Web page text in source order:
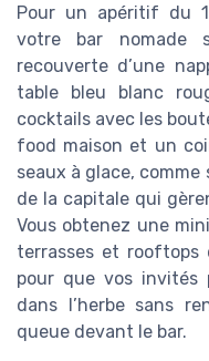
Pour un apéritif du
votre bar nomade
recouverte d’une
table bleu blanc
cocktails avec les
food maison et un
seaux à glace,
de la capitale qui
Vous obtenez une
terrasses et rooftops
pour que vos invités
dans l’herbe sans
queue devant le bar.